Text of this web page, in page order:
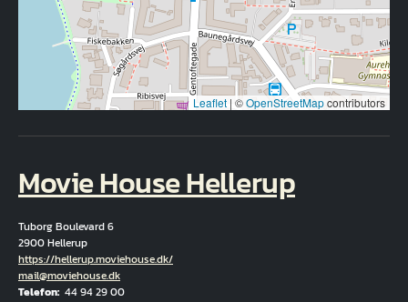
Leaflet | ©OpenStreetMapcontributors
Movie House Hellerup
Tuborg Boulevard 6
2900 Hellerup
Hjemmeside
https://hellerup.moviehouse.dk/
E-Mail
mail@moviehouse.dk
Telefon 44 94 29 00